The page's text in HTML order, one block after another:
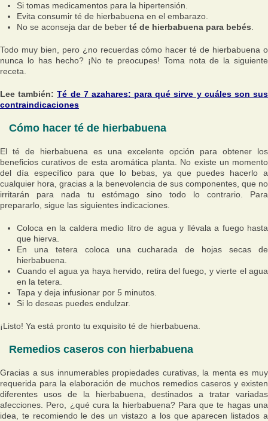
Si tomas medicamentos para la hipertensión.
Evita consumir té de hierbabuena en el embarazo.
No se aconseja dar de beber té de hierbabuena para bebés
Todo muy bien, pero ¿no recuerdas cómo hacer té de hierbabuena o
nunca lo has hecho? ¡No te preocupes! Toma nota de la siguiente
receta.
Lee también:Té de 7 azahares: para qué sirve y cuáles son sus
contraindicaciones
Cómo hacer té de hierbabuena
El té de hierbabuena es una excelente opción para obtener los
beneficios curativos de esta aromática planta. No existe un momento
del día específico para que lo bebas, ya que puedes hacerlo a
cualquier hora, gracias a la benevolencia de sus componentes, que no
irritarán para nada tu estómago sino todo lo contrario. Para
prepararlo, sigue las siguientes indicaciones.
Coloca en la caldera medio litro de agua y llévala a fuego hasta
que hierva.
En una tetera coloca una cucharada de hojas secas de
hierbabuena.
Cuando el agua ya haya hervido, retira del fuego, y vierte el agua
en la tetera.
Tapa y deja infusionar por 5 minutos.
Si lo deseas puedes endulzar.
¡Listo! Ya está pronto tu exquisito té de hierbabuena.
Remedios caseros con hierbabuena
Gracias a sus innumerables propiedades curativas, la menta es muy
requerida para la elaboración de muchos remedios caseros y existen
diferentes usos de la hierbabuena, destinados a tratar variadas
afecciones. Pero, ¿qué cura la hierbabuena? Para que te hagas una
idea, te recomiendo le des un vistazo a los que aparecen listados a